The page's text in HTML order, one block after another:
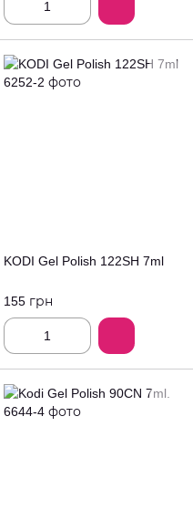
KODI Gel Polish 122SH 7ml
155 грн